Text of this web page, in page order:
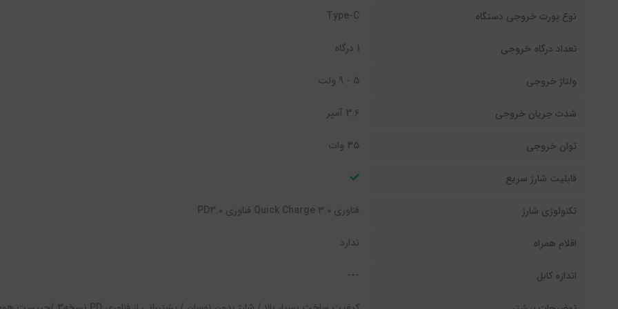
نوع پورت خروجی دستگاه Type-C
تعداد درگاه خروجی 1 درگاه
ولتاژ خروجی 5 - 9 ولت
شدت جریان خروجی 3.6 آمپر
توان خروجی 35 وات
قابلیت شارژ سریع
تکنولوژی شارژ فناوری Quick Charge ۳.۰ فناوری PD3.0
اقلام همراه ندارد
اندازه کابل ---